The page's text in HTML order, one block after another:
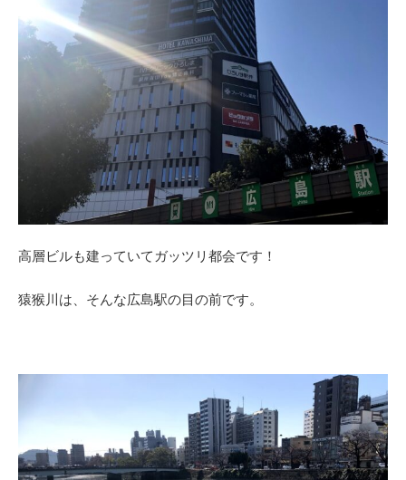
高層ビルも建っていてガッツリ都会です！
猿猴川は、そんな広島駅の目の前です。